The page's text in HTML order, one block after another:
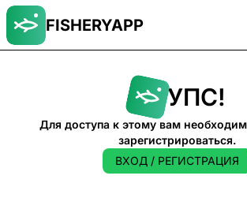
FISHERYAPP
УПС!
Для доступа к этому вам
зарегистрироваться.
ВХОД / РЕГИСТРАЦИЯ